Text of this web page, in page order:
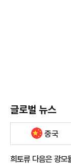
글로벌 뉴스
중국
희토류 다음은 광